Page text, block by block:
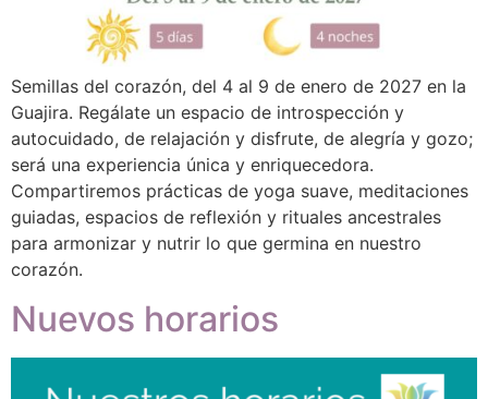
Semillas del corazón, del 4 al 9 de enero de 2027 en la
Guajira. Regálate un espacio de introspección y
autocuidado, de relajación y disfrute, de alegría y gozo;
será una experiencia única y enriquecedora.
Compartiremos prácticas de yoga suave, meditaciones
guiadas, espacios de reflexión y rituales ancestrales
para armonizar y nutrir lo que germina en nuestro
corazón.
Nuevos horarios